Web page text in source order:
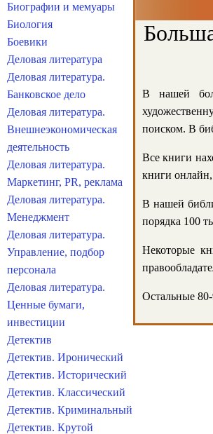
В нашей
поиском. В
Все книги
книги онлайн,
В нашей
порядка 100
Некоторые
Остальные
Биографии и мемуары
Биология
Боевики
Деловая литература
Деловая литература.
Банковское дело
Деловая литература.
Внешнеэкономическая
деятельность
Деловая литература.
Маркетинг, PR, реклама
Деловая литература.
Менеджмент
Деловая литература.
Управление, подбор
персонала
Деловая литература.
Ценные бумаги,
инвестиции
Детектив
Детектив. Иронический
Детектив. Исторический
Детектив. Классический
Детектив. Криминальный
Детектив. Крутой